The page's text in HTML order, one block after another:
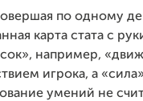
по одному
карта стата с
например,
игрока, а
умений не